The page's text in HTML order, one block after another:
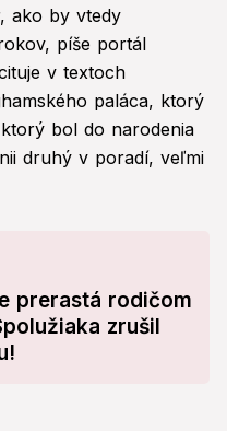
ako by vtedy
píše portál
v textoch
paláca, ktorý
bol do narodenia
druhý v poradí, veľmi
prerastá rodičom
zrušil